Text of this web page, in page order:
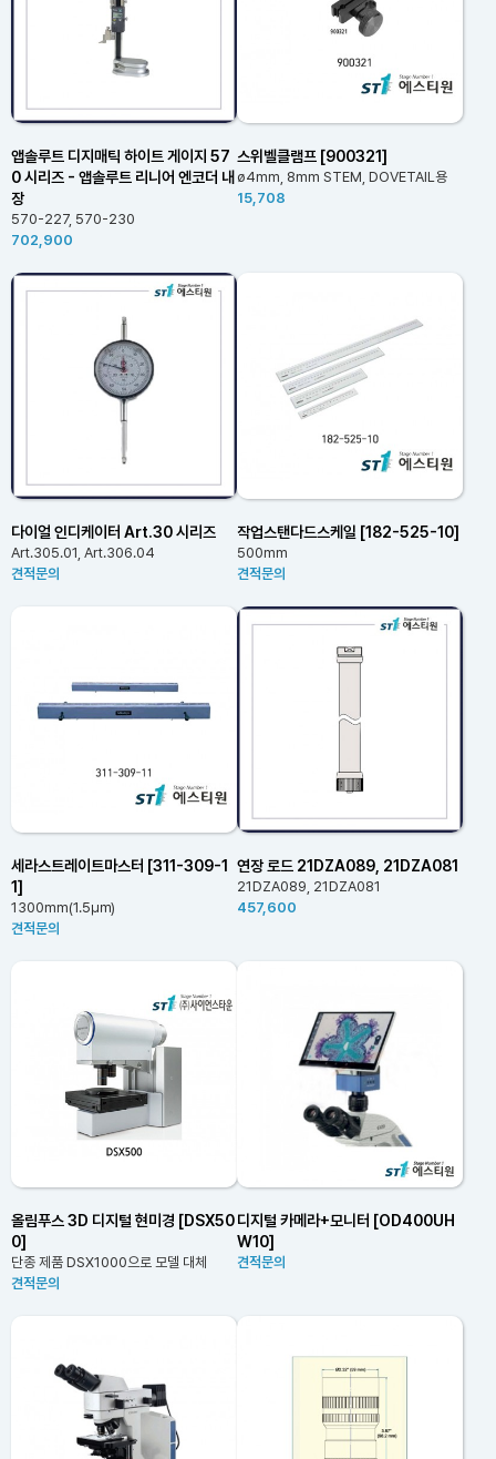
앱솔루트 디지매틱 하이트 게이지 57
0 시리즈 - 앱솔루트 리니어 엔코더 내
장
570-227, 570-230
702,900
스위벨클램프 [900321]
ø4mm, 8mm STEM, DOVETAIL용
15,708
다이얼 인디케이터 Art.30 시리즈
Art.305.01, Art.306.04
견적문의
작업스탠다드스케일 [182-525-10]
500mm
견적문의
세라스트레이트마스터 [311-309-1
1]
1300mm(1.5㎛)
견적문의
연장 로드 21DZA089, 21DZA081
21DZA089, 21DZA081
457,600
올림푸스 3D 디지털 현미경 [DSX50
0]
단종 제품 DSX1000으로 모델 대체
견적문의
디지털 카메라+모니터 [OD400UH
W10]
견적문의